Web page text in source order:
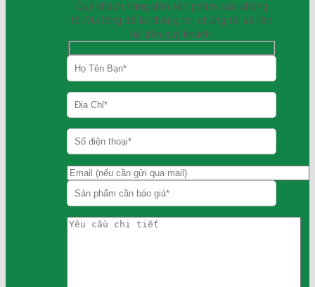
Quý khách hàng đến sản phẩm của chúng
tôi.Vui lòng để lại thông tin, chúng tôi sẽ liên
hệ đến quý khách.